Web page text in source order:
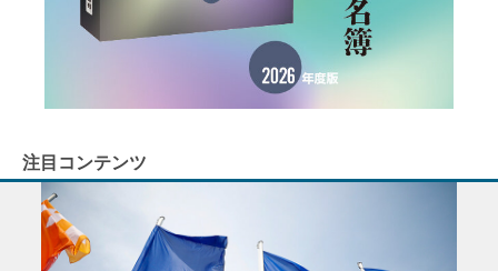
注目コンテンツ